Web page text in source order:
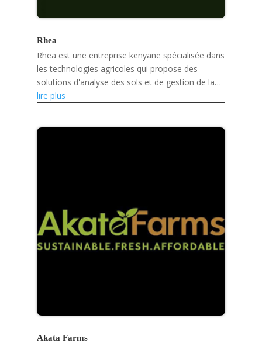
Rhea
Rhea est une entreprise kenyane spécialisée dans
les technologies agricoles qui propose des
solutions d'analyse des sols et de gestion de la
santé des sols basées sur l'intelligence
lire plus
Akata Farms